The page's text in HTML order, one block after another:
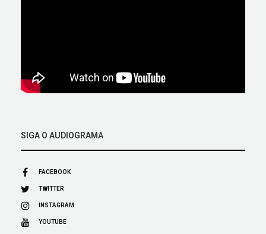
SIGA O AUDIOGRAMA
FACEBOOK
TWITTER
INSTAGRAM
YOUTUBE